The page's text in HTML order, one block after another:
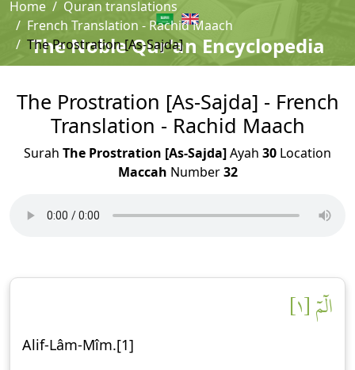
The Noble Qur'an Encyclopedia
Home
Quran translations
French Translation - Rachid Maach
The Prostration [As-Sajda]
The Prostration [As-Sajda] - French
Translation - Rachid Maach
Surah The Prostration [As-Sajda]Ayah 30 Location
Maccah Number32
الٓمٓ [١]
Alif-Lâm-Mîm.[1]